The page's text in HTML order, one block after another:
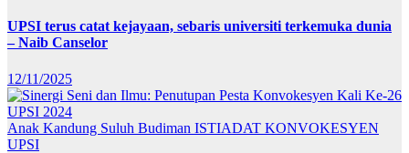
UPSI terus catat kejayaan, sebaris universiti terkemuka dunia
– Naib Canselor
12/11/2025
Anak Kandung Suluh Budiman ISTIADAT KONVOKESYEN
UPSI